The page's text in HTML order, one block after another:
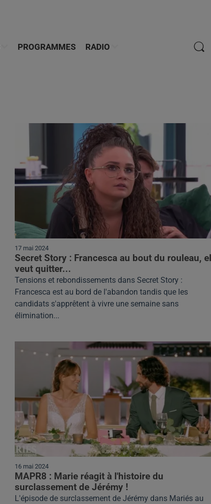
PROGRAMMES RADIO
17 mai 2024
Secret Story : Francesca au bout du rouleau,
veut quitter...
Tensions et rebondissements dans Secret Story :
Francesca est au bord de l'abandon tandis que les
candidats s'apprêtent à vivre une semaine sans
élimination...
16 mai 2024
MAPR8 : Marie réagit à l'histoire du
surclassement de Jérémy !
L'épisode de surclassement de Jérémy dans Mariés au